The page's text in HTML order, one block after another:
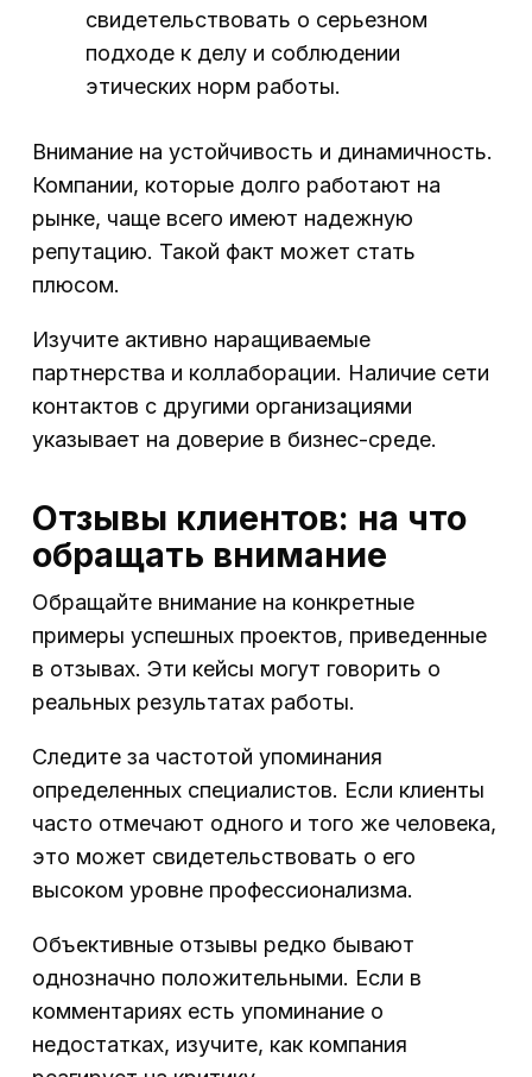
свидетельствовать о серьезном
подходе к делу и соблюдении
этических норм работы.
Внимание на устойчивость и динамичность.
Компании, которые долго работают на
рынке, чаще всего имеют надежную
репутацию. Такой факт может стать
плюсом.
Изучите активно наращиваемые
партнерства и коллаборации. Наличие сети
контактов с другими организациями
указывает на доверие в бизнес-среде.
Отзывы клиентов: на что
обращать внимание
Обращайте внимание на конкретные
примеры успешных проектов, приведенные
в отзывах. Эти кейсы могут говорить о
реальных результатах работы.
Следите за частотой упоминания
определенных специалистов. Если клиенты
часто отмечают одного и того же человека,
это может свидетельствовать о его
высоком уровне профессионализма.
Объективные отзывы редко бывают
однозначно положительными. Если в
комментариях есть упоминание о
недостатках, изучите, как компания